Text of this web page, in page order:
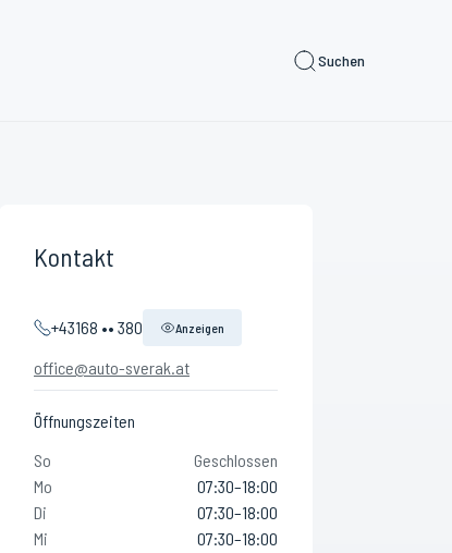
Suchen
Kontakt
+43168 •• 380 Anzeigen
office@auto-sverak.at
Öffnungszeiten
So
Geschlossen
Mo
07:30–18:00
Di
07:30–18:00
Mi
07:30–18:00